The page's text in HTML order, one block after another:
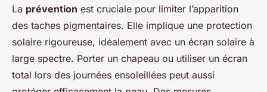
La prévention est cruciale pour limiter l’apparition
des taches pigmentaires. Elle implique une protection
solaire rigoureuse, idéalement avec un écran solaire à
large spectre. Porter un chapeau ou utiliser un écran
total lors des journées ensoleillées peut aussi